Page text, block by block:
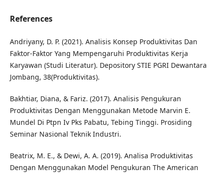
References
Andriyany, D. P. (2021). Analisis Konsep Produktivitas Dan
Faktor-Faktor Yang Mempengaruhi Produktivitas Kerja
Karyawan (Studi Literatur). Depository STIE PGRI Dewantara
Jombang, 38(Produktivitas).
Bakhtiar, Diana, & Fariz. (2017). Analisis Pengukuran
Produktivitas Dengan Menggunakan Metode Marvin E.
Mundel Di Ptpn Iv Pks Pabatu, Tebing Tinggi. Prosiding
Seminar Nasional Teknik Industri.
Beatrix, M. E., & Dewi, A. A. (2019). Analisa Produktivitas
Dengan Menggunakan Model Pengukuran The American